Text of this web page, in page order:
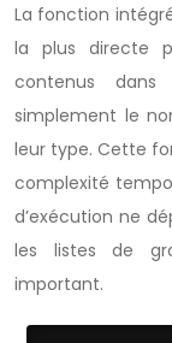
La fonction
la plus directe
contenus dans
simplement le
leur type. Cette
complexité
d’exécution ne
les listes de
important.